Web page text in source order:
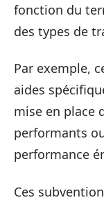
fonction du
des types de
Par exemple,
aides
mise en place
performants
performance
Ces